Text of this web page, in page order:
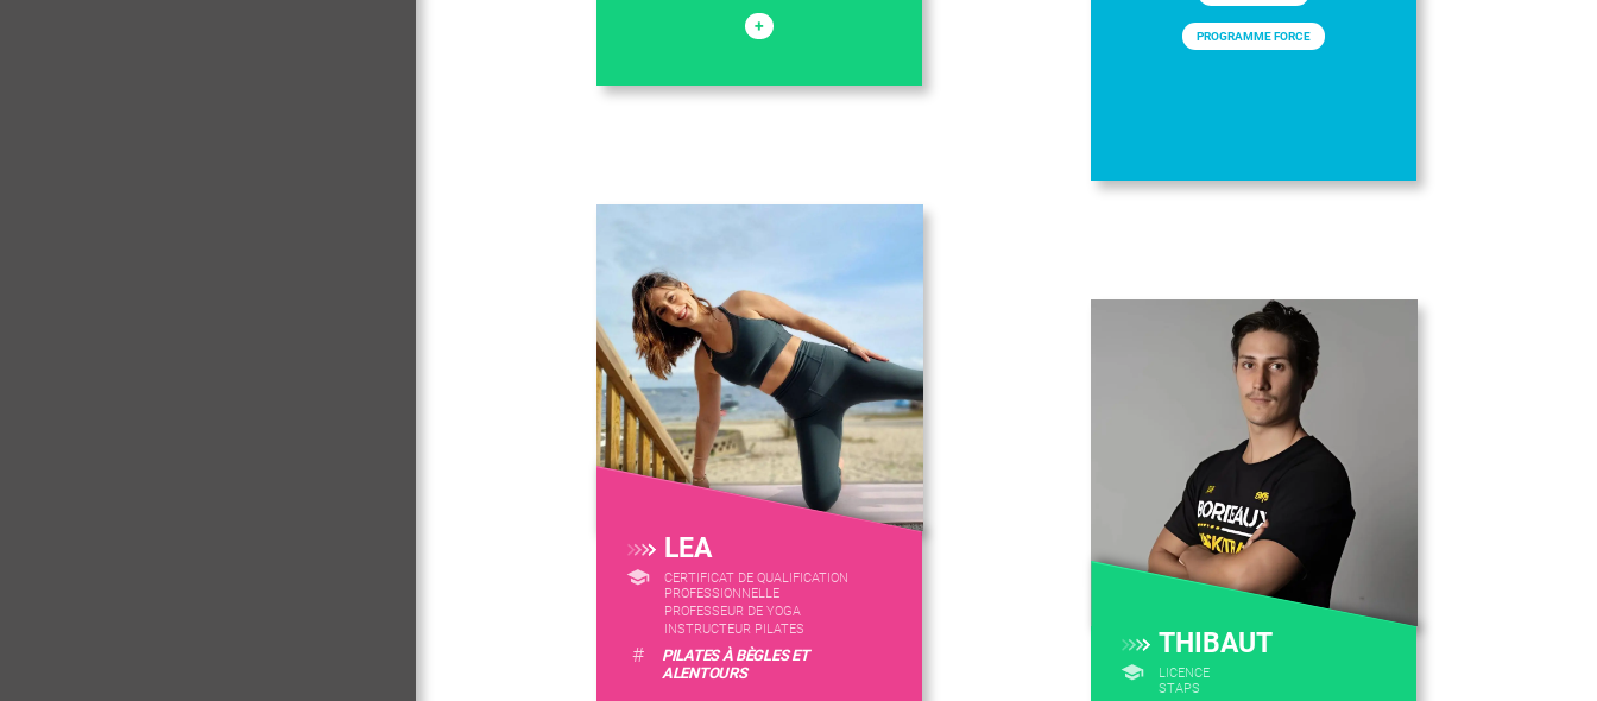
+
PROGRAMME FORCE
LEA
CERTIFICAT DE QUALIFICATION
PROFESSIONNELLE
PROFESSEUR DE YOGA
INSTRUCTEUR PILATES
#
PILATES À BÈGLES ET
ALENTOURS
THIBAUT
LICENCE
STAPS